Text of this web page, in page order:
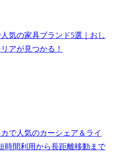
人気の家具ブランド5選｜おし
アが見つかる！
カで人気のカーシェア＆ライ
時間利用から長距離移動まで